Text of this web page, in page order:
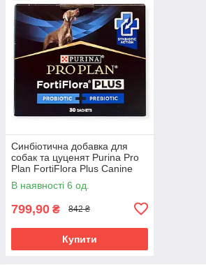
Синбіотична добавка для
собак та цуценят Purina Pro
Plan FortiFlora Plus Canine
ФортіФлора Плюс пробіотик
пребіотик для травлення
В наявності 6 од.
799,90 ₴ 842 ₴
Купити